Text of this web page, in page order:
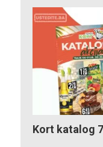
Kort katalog